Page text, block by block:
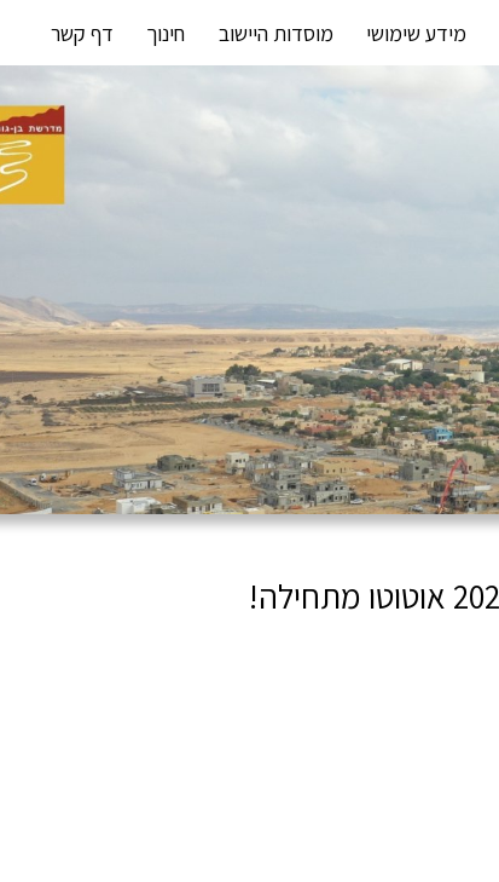
מידע שימושי מוסדות היישוב חינוך דף קשר